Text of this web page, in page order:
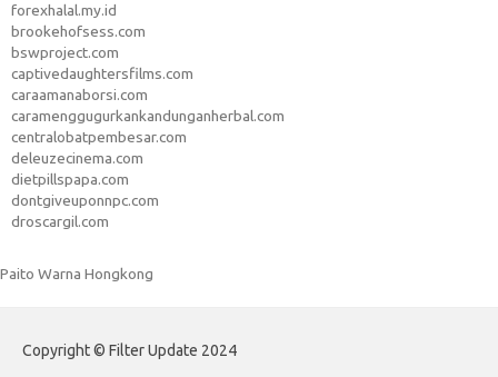
forexhalal.my.id
brookehofsess.com
bswproject.com
captivedaughtersfilms.com
caraamanaborsi.com
caramenggugurkankandunganherbal.com
centralobatpembesar.com
deleuzecinema.com
dietpillspapa.com
dontgiveuponnpc.com
droscargil.com
Paito Warna Hongkong
Copyright © Filter Update 2024